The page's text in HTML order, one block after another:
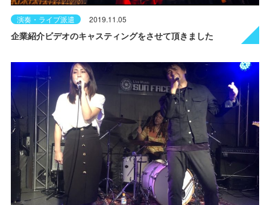
演奏・ライブ派遣 2019.11.05
企業紹介ビデオのキャスティングをさせて頂きました